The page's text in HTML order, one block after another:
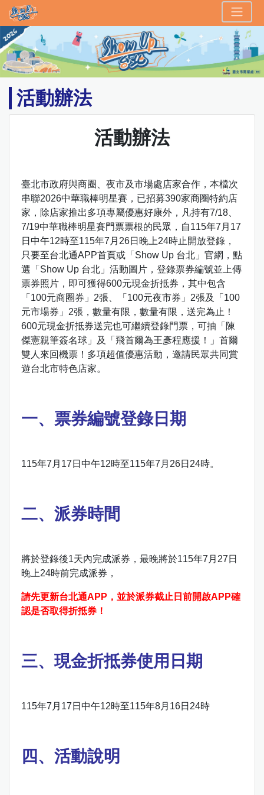
跳到主要內容區塊
頁面頂端
活動辦法
活動辦法
臺北市政府與商圈、夜市及市場處店家合作，本檔次
串聯2026中華職棒明星賽，已招募390家商圈特約店
家，除店家推出多項專屬優惠好康外，凡持有7/18、
7/19中華職棒明星賽門票票根的民眾，自115年7月17
日中午12時至115年7月26日晚上24時止開放登錄，
只要至台北通APP首頁或「Show Up 台北」官網，點
選「Show Up 台北」活動圖片，登錄票券編號並上傳
票券照片，即可獲得600元現金折抵券，其中包含
「100元商圈券」2張、「100元夜市券」2張及「100
元市場券」2張，數量有限，數量有限，送完為止！
600元現金折抵券送完也可繼續登錄門票，可抽「陳
傑憲親筆簽名球」及「飛首爾為王彥程應援！」首爾
雙人來回機票！多項超值優惠活動，邀請民眾共同賞
遊台北市特色店家。
一、票券編號登錄日期
115年7月17日中午12時至115年7月26日24時。
二、派券時間
將於登錄後1天內完成派券，最晚將於115年7月27日
晚上24時前完成派券，
請先更新台北通APP，並於派券截止日前開啟APP確
認是否取得折抵券！
三、現金折抵券使用日期
115年7月17日中午12時至115年8月16日24時
四、活動說明